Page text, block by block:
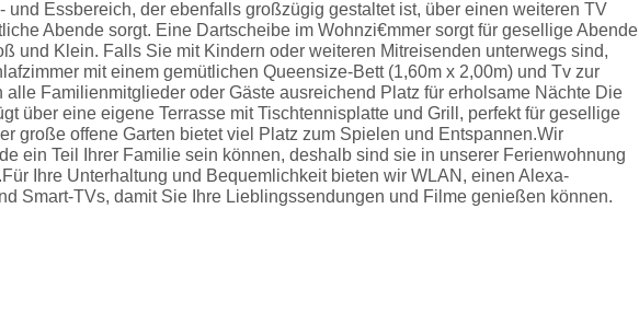
und Essbereich, der ebenfalls großzügig gestaltet ist, über einen weiteren TV
Abende sorgt. Eine Dartscheibe im Wohnzi€mmer sorgt für gesellige Abende
und Klein. Falls Sie mit Kindern oder weiteren Mitreisenden unterwegs sind,
mit einem gemütlichen Queensize-Bett (1,60m x 2,00m) und Tv zur
alle Familienmitglieder oder Gäste ausreichend Platz für erholsame Nächte Die
über eine eigene Terrasse mit Tischtennisplatte und Grill, perfekt für gesellige
große offene Garten bietet viel Platz zum Spielen und Entspannen.Wir
ein Teil Ihrer Familie sein können, deshalb sind sie in unserer Ferienwohnung
Ihre Unterhaltung und Bequemlichkeit bieten wir WLAN, einen Alexa-
Smart-TVs, damit Sie Ihre Lieblingssendungen und Filme genießen können.